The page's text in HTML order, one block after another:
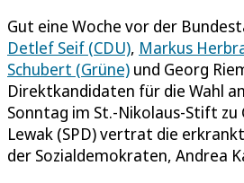
Gut eine Woche vor der
Detlef Seif (CDU), Markus
Schubert (Grüne) und Georg
Direktkandidaten für die Wahl
Sonntag im St.-Nikolaus-Stift zu
Lewak (SPD) vertrat die
der Sozialdemokraten, Andrea